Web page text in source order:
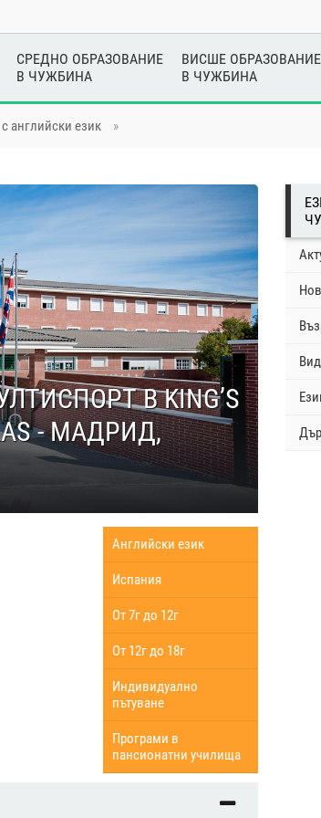
СРЕДНО ОБРАЗОВАНИЕ
В ЧУЖБИНА
ВИСШЕ ОБРАЗОВАНИЕ
В ЧУЖБИНА
английски език »
В KING’S
- МАДРИД,
Английски език
Испания
От 7г до 12г
От 12г до 18г
Индивидуално
пътуване
Програми в
пансионатни училища